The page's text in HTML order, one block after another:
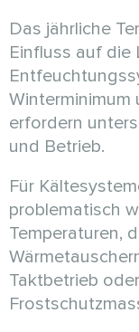
Das jährliche
Einfluss auf
Winterminimum
erfordern
und Betrieb.
Für
problematisch
Temperaturen,
Taktbetrieb